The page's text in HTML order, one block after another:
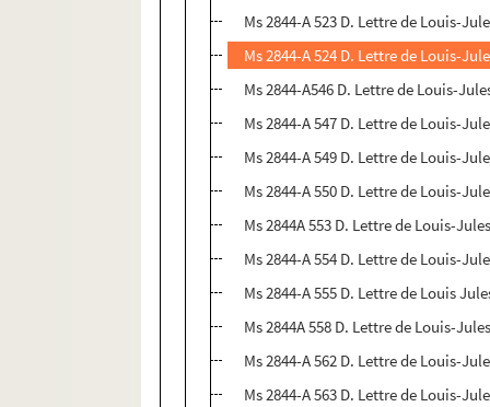
Ms 2844-A 523 D. Lettre de Louis-
Ms 2844-A 524 D. Lettre de Louis-
Ms 2844-A546 D. Lettre de Louis-
Ms 2844-A 547 D. Lettre de Louis-
Ms 2844-A 549 D. Lettre de Louis-
Ms 2844-A 550 D. Lettre de Louis-
Ms 2844A 553 D. Lettre de Louis-
Ms 2844-A 554 D. Lettre de Louis-
Ms 2844-A 555 D. Lettre de Louis
Ms 2844A 558 D. Lettre de Louis-
Ms 2844-A 562 D. Lettre de Louis-
Ms 2844-A 563 D. Lettre de Louis-